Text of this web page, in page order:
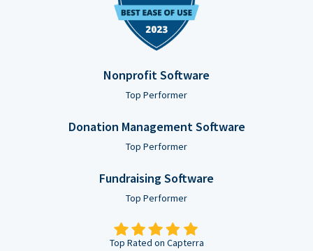
Nonprofit Software
Top Performer
Donation Management Software
Top Performer
Fundraising Software
Top Performer
Top Rated on Capterra